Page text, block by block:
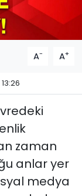
A- A+
zaman
anlar yer
medya